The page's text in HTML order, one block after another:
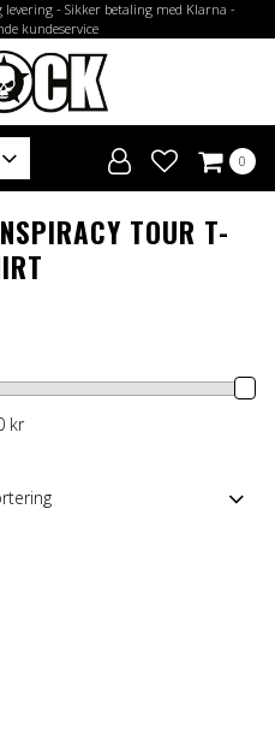
- Sikker betaling med Klarna -
kundeservice
0
TOUR T-
kr